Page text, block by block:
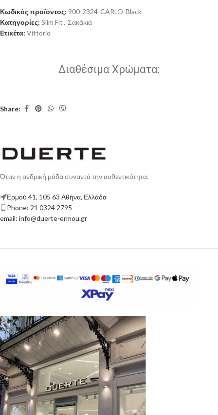
Κωδικός προϊόντος: 900-2324-CARLO-Black
Κατηγορίες: Slim Fit, Σακάκια
Ετικέτα: Vittorio
Διαθέσιμα Χρώματα:
Share:
Όταν η ανδρική μόδα συναντά την αυθεντικότητα.
Ερμού 41, 105 63 Αθήνα, Ελλάδα
Phone: 21 0324 2795
email: info@duerte-ermou.gr